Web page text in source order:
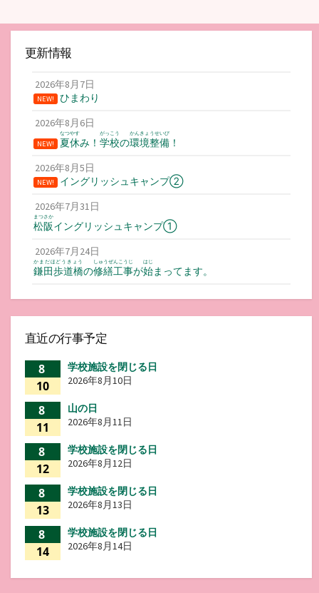
更新情報
2026年8月7日
NEW!
ひまわり
2026年8月6日
NEW! 夏休
なつやす
み！ 学校
がっこう
の環境整備
かんきょうせいび
！
2026年8月5日
NEW!
イングリッシュキャンプ②
2026年7月31日
松阪
まつさか
イングリッシュキャンプ①
2026年7月24日
鎌田歩道橋
かまだほどうきょう
の修繕工事
しゅうぜんこうじ
が始
はじ
まってます。
直近の行事予定
8
10
学校施設を閉じる日
2026年8月10日
8
11
山の日
2026年8月11日
8
12
学校施設を閉じる日
2026年8月12日
8
13
学校施設を閉じる日
2026年8月13日
8
14
学校施設を閉じる日
2026年8月14日